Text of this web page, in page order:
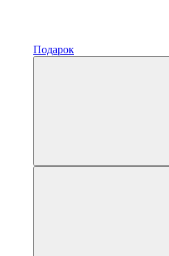
Подарок